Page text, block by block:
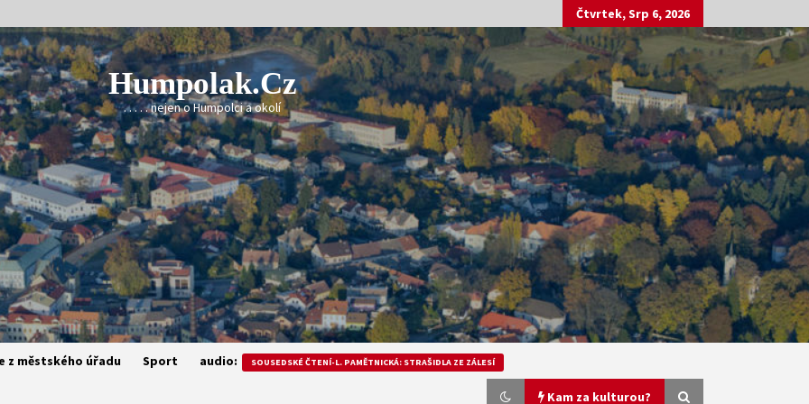
Čtvrtek, Srp 6, 2026
Humpolak.cz
. . . . . nejen o Humpolci a okolí
z městského úřadu Sport audio: SOUSEDSKÉ ČTENÍ-L. PAMĚTNICKÁ: STRAŠIDLA ZE ZÁLESÍ
Kam za kulturou?